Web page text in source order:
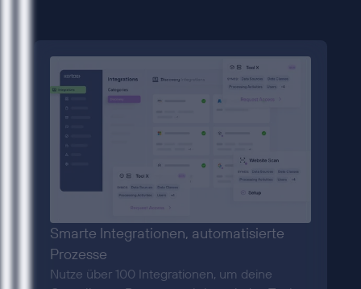
Smarte Integrationen, automatisierte
Prozesse
Nutze über 100 Integrationen, um deine